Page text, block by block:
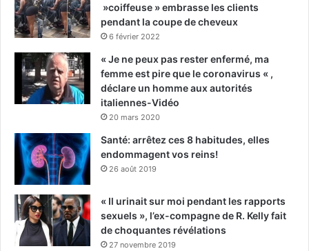
»coiffeuse » embrasse les clients
pendant la coupe de cheveux
6 février 2022
« Je ne peux pas rester enfermé, ma
femme est pire que le coronavirus « ,
déclare un homme aux autorités
italiennes-Vidéo
20 mars 2020
Santé: arrêtez ces 8 habitudes, elles
endommagent vos reins!
26 août 2019
« Il urinait sur moi pendant les rapports
sexuels », l’ex-compagne de R. Kelly fait
de choquantes révélations
27 novembre 2019